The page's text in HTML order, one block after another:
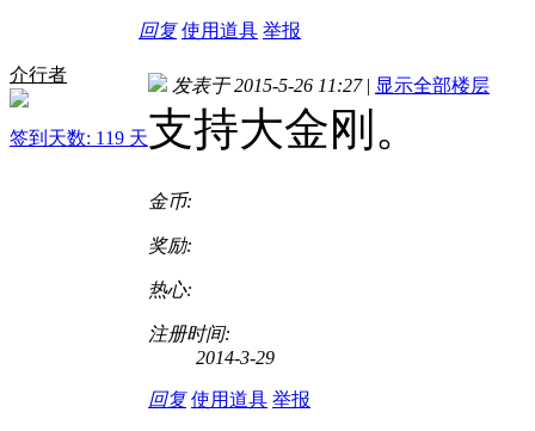
回复 使用道具 举报
介行者
签到天数: 119 天
发表于 2015-5-26 11:27 | 显示全部楼层
支持大金刚。
金币:
奖励:
热心:
注册时间:
2014-3-29
回复 使用道具 举报